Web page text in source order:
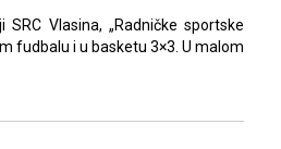
Vlasina, „Radničke sportske
fudbalu i u basketu 3×3. U malom